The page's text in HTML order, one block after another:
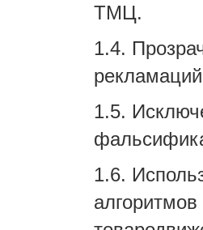
ТМЦ.
1.4.
1.5.
1.6.
алгоритмов